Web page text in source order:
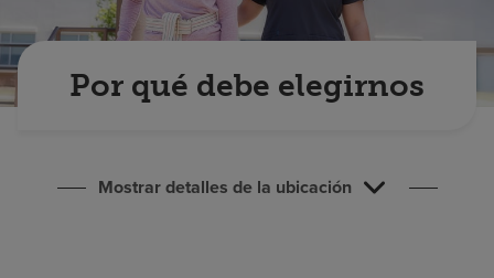
Pagar mi factura
Por qué debe elegirnos
Mostrar detalles de la ubicación